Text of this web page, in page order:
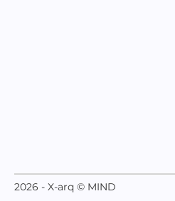
2026 - X-arq © MIND